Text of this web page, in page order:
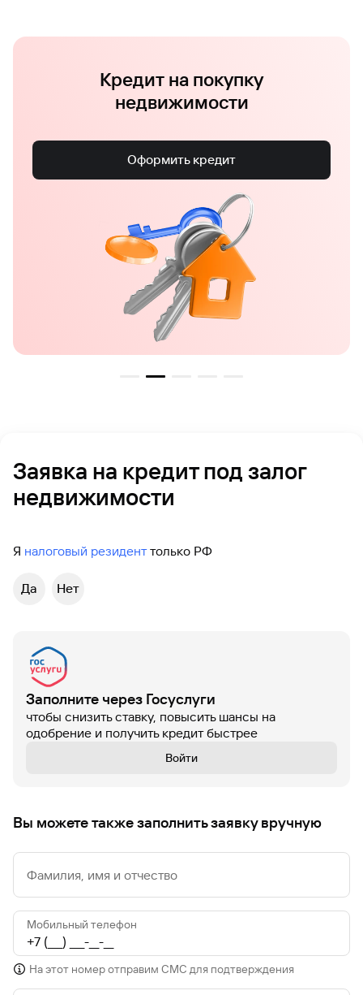
Кредит на покупку
недвижимости
Оформить кредит
Заявка на кредит под залог
недвижимости
Я налоговый резиденттолько РФ
Да Нет
Заполните через Госуслуги
чтобы снизить ставку, повысить шансы на
одобрение и получить кредит быстрее
Войти
Вы можете также заполнить заявку вручную
Фамилия, имя и отчество
Мобильный телефон
На этот номер отправим СМС для подтверждения